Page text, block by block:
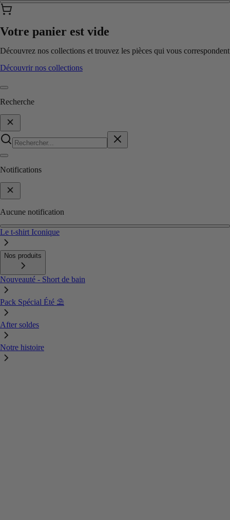
Votre panier est vide
Découvrez nos collections et trouvez les pièces qui vous correspondent
Découvrir nos collections
Recherche
Notifications
Aucune notification
Le t-shirt Iconique
Nos produits
Nouveauté - Short de bain
Pack Spécial Été ⛱️
After soldes
Notre histoire